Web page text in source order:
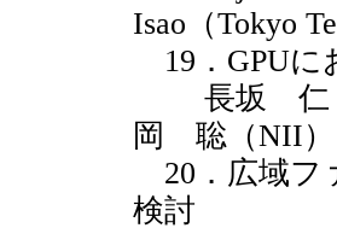
Isao（Tokyo
19．GPUに
長坂 仁，
岡 聡（NII）
20．広域フ
検討